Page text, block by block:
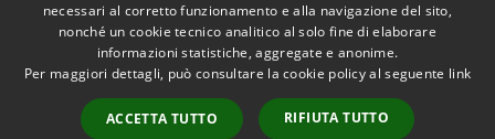
Accessibilità
Copyright © 2026 • Comune di
Valbondione • Powered by
Municipium•
Accesso
necessari al corretto funzionamento e alla navigazione del sito,
nonché un cookie tecnico analitico al solo fine di elaborare
informazioni statistiche, aggregate e anonime.
Per maggiori dettagli, può consultare la cookie policy al seguente link
ACCETTA TUTTO RIFIUTA TUTTO